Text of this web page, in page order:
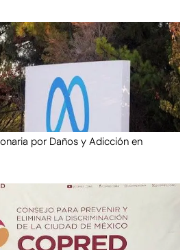
por Daños y Adicción en